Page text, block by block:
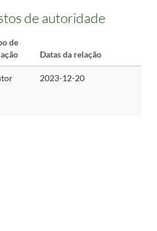
de autoridade
de
Datas da relação
2023-12-20